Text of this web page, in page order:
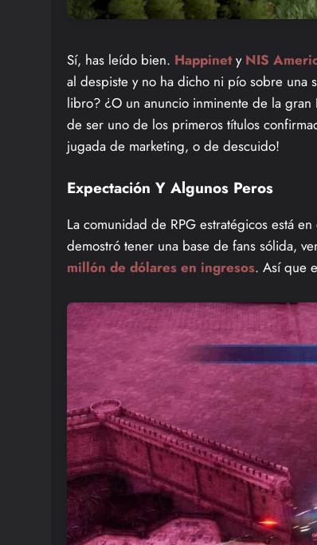
Sí, has leído bien. Happinety NIS
al despiste y no ha dicho ni pío sobre una
libro? ¿O un anuncio inminente de la
de ser uno de los primeros títulos
jugada de marketing, o de descuido!
Expectación Y Algunos Peros
La comunidad de RPG estratégicos está
demostró tener una base de fans sólida,
millón de dólares en ingresos. Así que